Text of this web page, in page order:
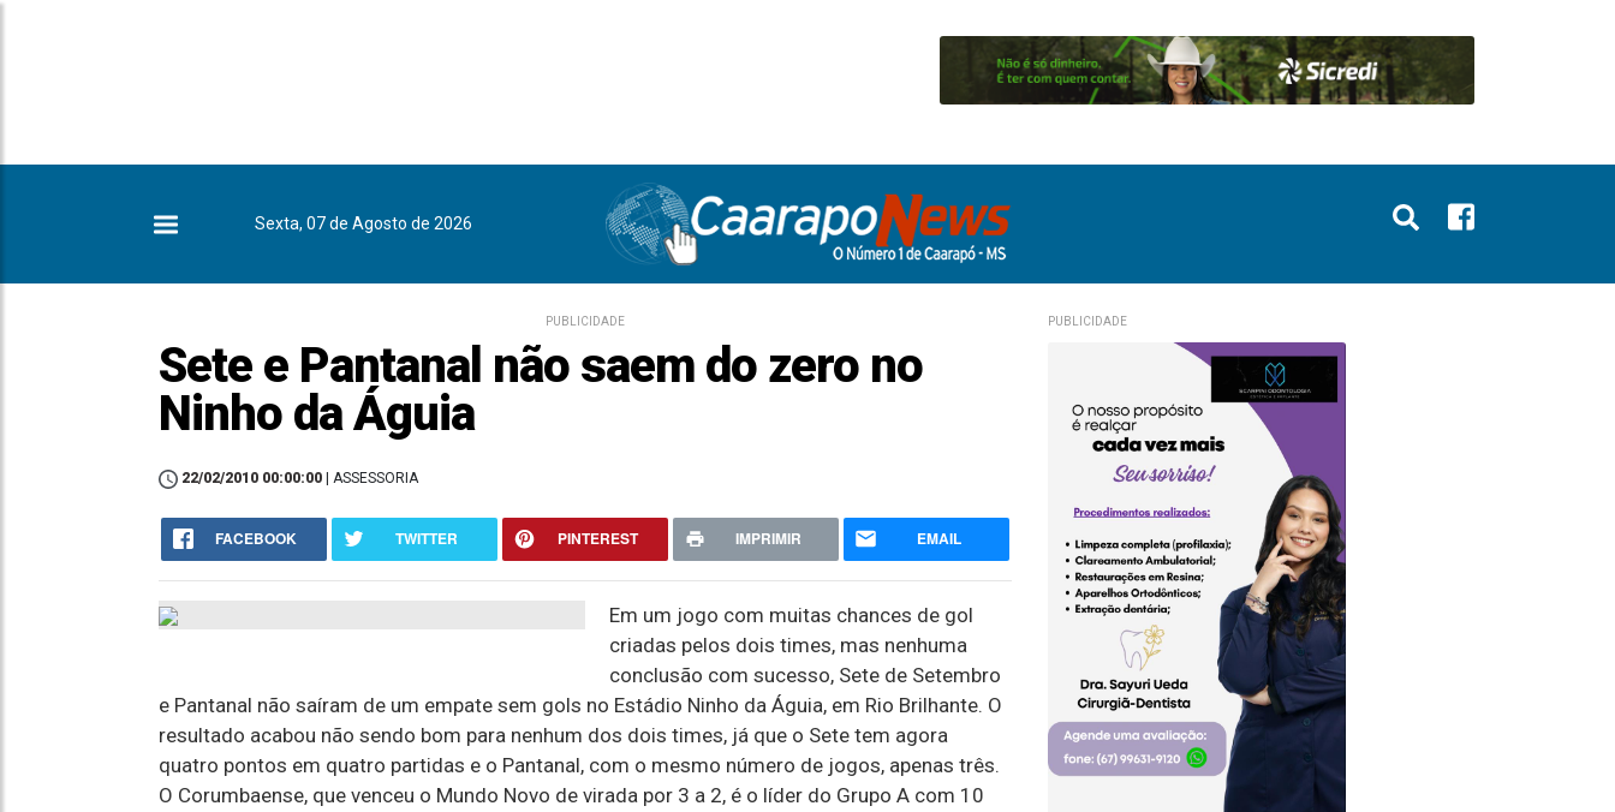
Sexta, 07 de Agosto de 2026
PUBLICIDADE
Sete e Pantanal não saem do zero no
Ninho da Águia
22/02/2010 00:00:00 | ASSESSORIA
FACEBOOK TWITTER PINTEREST IMPRIMIR EMAIL
Em um jogo com muitas chances de gol
criadas pelos dois times, mas nenhuma
conclusão com sucesso, Sete de Setembro
e Pantanal não saíram de um empate sem gols no Estádio Ninho da Águia, em Rio Brilhante. O
resultado acabou não sendo bom para nenhum dos dois times, já que o Sete tem agora
quatro pontos em quatro partidas e o Pantanal, com o mesmo número de jogos, apenas três.
O Corumbaense, que venceu o Mundo Novo de virada por 3 a 2, é o líder do Grupo A com 10
PUBLICIDADE